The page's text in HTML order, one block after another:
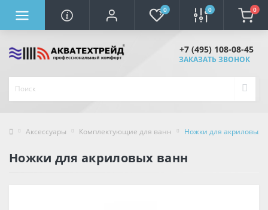
0 0 0
+7 (495) 108-08-45
ЗАКАЗАТЬ ЗВОНОК
Аксессуары Комплектующие для ванн Ножки для акриловых
Ножки для акриловых ванн